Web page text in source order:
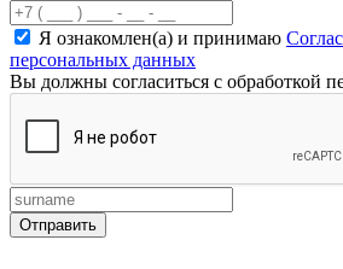
Я ознакомлен(а) и принимаю
персональных данных
Вы должны согласиться с обработкой